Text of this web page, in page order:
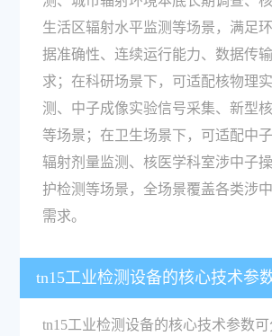
生活区辐射水平监测等场景，满足
据准确性、连续运行能力、数据传
求；在科研场景下，可适配核物理
测、中子成像实验信号采集、新型
等场景；在卫生场景下，可适配中
辐射剂量监测、核医学科室涉中子
护检测等场景，全场景覆盖各类涉
需求。
tn15工业检测设备的核心技术参
tn15工业检测设备的核心技术参数